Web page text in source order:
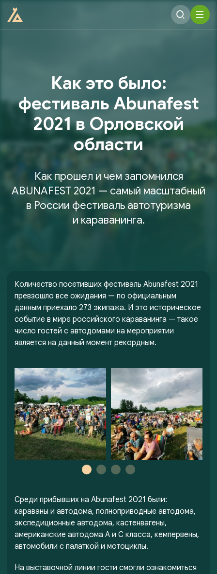
Как это было:
фестиваль Abunafest
2021 в Орловской
области
Как прошел и чем запомнился
ABUNAFEST 2021 — самый масштабный
в России фестиваль автотуризма
и караванинга.
Количество посетивших фестиваль Abunafest 2021
превзошло все ожидания — по официальным
данным приехало 273 экипажа. И это историческое
событие в мире российского караванинга — такое
число гостей с автодомами на мероприятии
является на данный момент рекордным.
Среди прибывших на Abunafest 2021 были:
караваны и автодома, полноприводные автодома,
экспедиционные автодома, кастенвагены,
американские автодома А и С класса, кемпервены,
автомобили с палаткой и мотоциклы.
На выставочной линии гости смогли ознакомиться